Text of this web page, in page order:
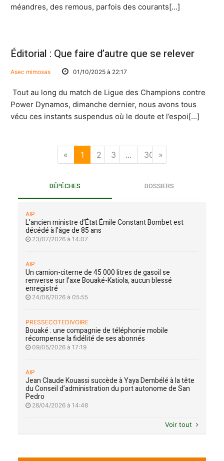
méandres, des remous, parfois des courants[...]
Éditorial : Que faire d’autre que se relever
Asec mimosas 01/10/2025 à 22:17
Tout au long du match de Ligue des Champions contre
Power Dynamos, dimanche dernier, nous avons tous
vécu ces instants suspendus où le doute et l’espoi[...]
« 1 2 3 ... 30 »
DÉPÊCHES DOSSIERS
AIP
L’ancien ministre d’État Émile Constant Bombet est
décédé à l’âge de 85 ans
23/07/2026 à 14:07
AIP
Un camion-citerne de 45 000 litres de gasoil se
renverse sur l’axe Bouaké-Katiola, aucun blessé
enregistré
24/06/2026 à 05:55
PRESSECOTEDIVOIRE
Bouaké : une compagnie de téléphonie mobile
récompense la fidélité de ses abonnés
09/05/2026 à 17:19
AIP
Jean Claude Kouassi succède à Yaya Dembélé à la tête
du Conseil d’administration du port autonome de San
Pedro
28/04/2026 à 14:48
Voir tout